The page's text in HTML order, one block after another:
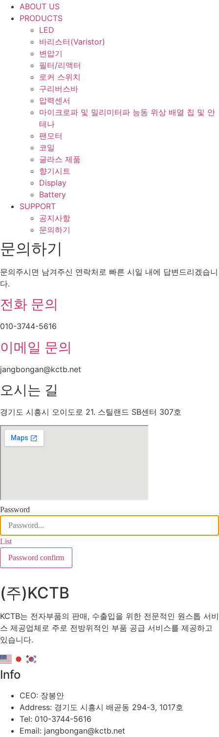
ABOUT US
PRODUCTS
LED
바리스터(Varistor)
변압기
필터/리액터
로커 스위치
구리버스바
압력센서
마이크로파 및 밀리미터파 능동 위상 배열 칩 및 안
테나
팬모터
코일
글라스 제품
향기시트
Display
Battery
SUPPORT
공지사항
문의하기
문의하기
문의주시면 남겨주신 연락처로 빠른 시일 내에 답변드리겠습니
다.
전화 문의
010-3744-5616
이메일 문의
jangbongan@kctb.net
오시는 길
경기도 시흥시 오이도로 21. 스틸랜드 SB센터 307호
Password
List
Password confirm
(주)KCTB
KCTB는 전자부품의 판매, 수출입을 위한 전문적인 원스톱 서비
스 제공업체로 주로 전방위적인 부품 공급 서비스를 제공하고
있습니다.
Info
CEO: 장봉안
Address: 경기도 시흥시 배곧동 294-3, 1017호
Tel: 010-3744-5616
Email: jangbongan@kctb.net